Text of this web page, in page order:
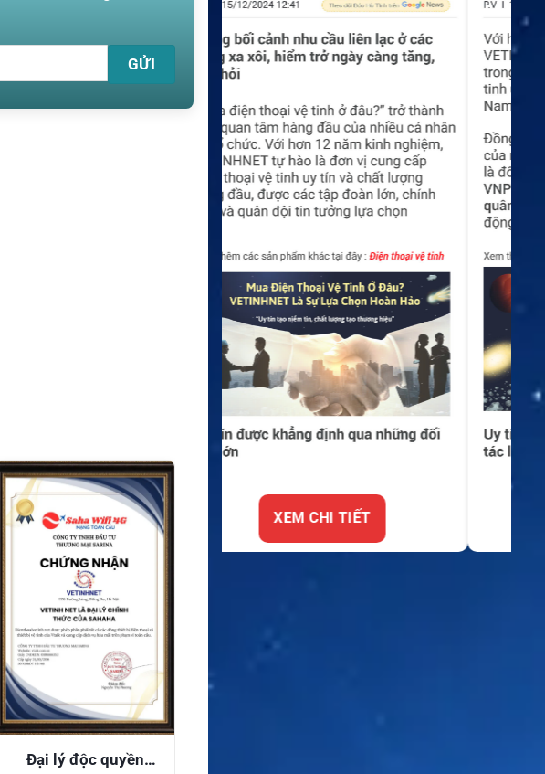
Đại lý độc quyền
XEM CHI TIẾT XEM CHI TIẾT